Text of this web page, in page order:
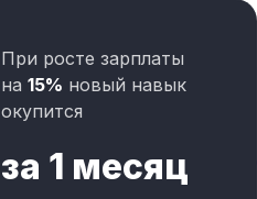
При росте зарплаты
на 15% новый навык
окупится
за 1 месяц